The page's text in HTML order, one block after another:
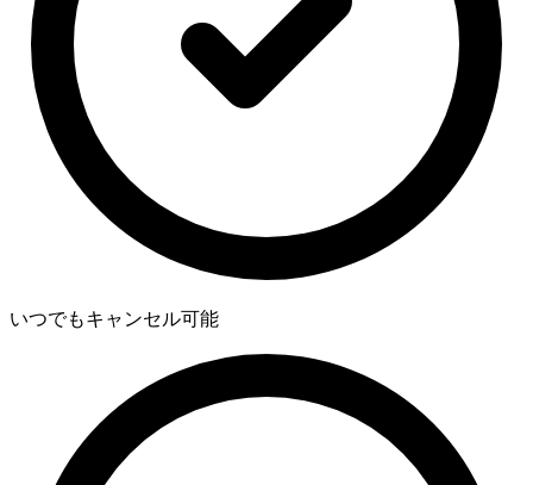
いつでもキャンセル可能